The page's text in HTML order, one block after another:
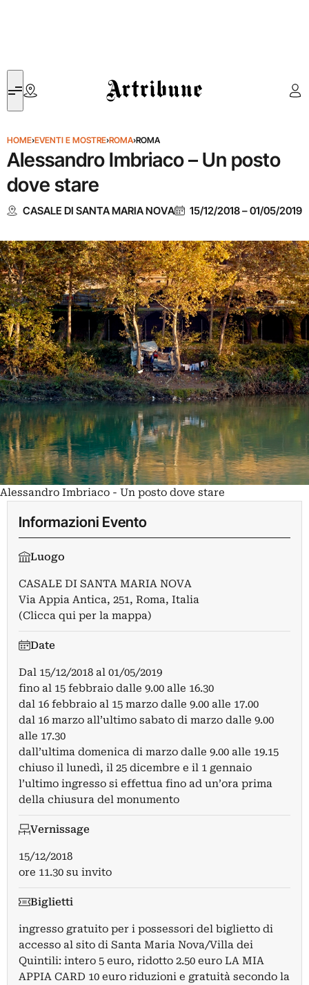
Artribune
HOME›EVENTI E MOSTRE›ROMA›ROMA
Alessandro Imbriaco – Un posto
dove stare
CASALE DI SANTA MARIA NOVA 15/12/2018–01/05/2019
Alessandro Imbriaco - Un posto dove stare
Informazioni Evento
Luogo
CASALE DI SANTA MARIA NOVA
Via Appia Antica, 251, Roma, Italia
(Clicca qui per la mappa)
Date
Dal 15/12/2018 al 01/05/2019
fino al 15 febbraio dalle 9.00 alle 16.30
dal 16 febbraio al 15 marzo dalle 9.00 alle 17.00
dal 16 marzo all’ultimo sabato di marzo dalle 9.00
alle 17.30
dall’ultima domenica di marzo dalle 9.00 alle 19.15
chiuso il lunedì, il 25 dicembre e il 1 gennaio
l’ultimo ingresso si effettua fino ad un’ora prima
della chiusura del monumento
Vernissage
15/12/2018
ore 11.30 su invito
Biglietti
ingresso gratuito per i possessori del biglietto di
accesso al sito di Santa Maria Nova/Villa dei
Quintili: intero 5 euro, ridotto 2.50 euro LA MIA
APPIA CARD 10 euro riduzioni e gratuità secondo la